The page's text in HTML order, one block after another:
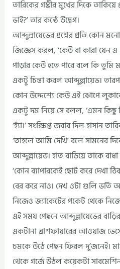
তারিকের গম্ভীর মুখের দিকে
ভাই?’ তার কন্ঠে উদ্বেগ।
আব্দুল্রায়েভের প্রশ্নের প্রতি কোন
জিজ্ঞেস করল, ‘কেউ বা কারা যেন
পাড়ার কেউ হতে পারে বলে কি তুমি
একটু চিন্তা করল আব্দুল্লায়েভ।
কোন উদ্দেশ্যে কেউ এই ঝোপে
একটু দম নিয়ে সে বলল, ‘এমন কিছু
‘হ্যাঁ।’ সংক্ষিপ্ত জবাব দিল হাসান
‘তাহলে আমি দেখি’ বলে সামনের
আব্দুল্লায়েভ। হাত বাড়িয়ে তাকে
‘কোন ব্যাপারকেই ছোট করে দেখা
বের করে নাও। দেখ ওটা গুলি ভর্তি
নিজেও জ্যাকেটের পকেট থেকে
এই সময় পেছনে আব্দুল্লায়েভের
একটানা ব্রাশফায়ারের আওয়াজ
চমকে উঠে পেছন ফিরল দু’জনেই।
থেকে গর্জে উঠল কয়েকটা